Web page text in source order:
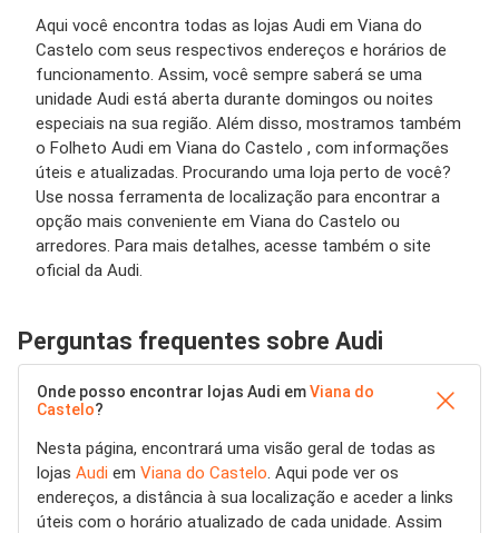
Aqui você encontra todas as lojas Audi em Viana do
Castelo com seus respectivos endereços e horários de
funcionamento. Assim, você sempre saberá se uma
unidade Audi está aberta durante domingos ou noites
especiais na sua região. Além disso, mostramos também
o Folheto Audi em Viana do Castelo , com informações
úteis e atualizadas. Procurando uma loja perto de você?
Use nossa ferramenta de localização para encontrar a
opção mais conveniente em Viana do Castelo ou
arredores. Para mais detalhes, acesse também o site
oficial da Audi.
Perguntas frequentes sobre Audi
Onde posso encontrar lojas Audi emViana do
Castelo?
Nesta página, encontrará uma visão geral de todas as
lojas Audi em Viana do Castelo. Aqui pode ver os
endereços, a distância à sua localização e aceder a links
úteis com o horário atualizado de cada unidade. Assim